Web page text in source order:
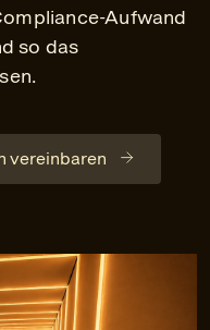
Aufwand
so das
vereinbaren